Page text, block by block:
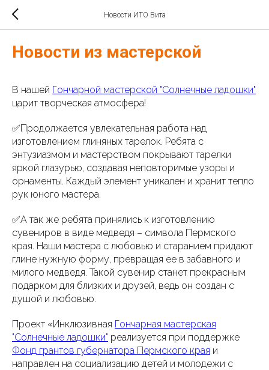
Новости ИТО Вита
Новости из мастерской
В нашей Гончарной мастерской "Солнечные ладошки"
царит творческая атмосфера!
✅Продолжается увлекательная работа над
изготовлением глиняных тарелок. Ребята с
энтузиазмом и мастерством покрывают тарелки
яркой глазурью, создавая неповторимые узоры и
орнаменты. Каждый элемент уникален и хранит тепло
рук юного мастера.
✅А так же ребята принялись к изготовлению
сувениров в виде медведя – символа Пермского
края. Наши мастера с любовью и старанием придают
глине нужную форму, превращая ее в забавного и
милого медведя. Такой сувенир станет прекрасным
подарком для близких и друзей, ведь он создан с
душой и любовью.
Проект «Инклюзивная Гончарная мастерская
"Солнечные ладошки" реализуется при поддержке
Фонд грантов губернатора Пермского края и
направлен на социализацию детей и молодежи с